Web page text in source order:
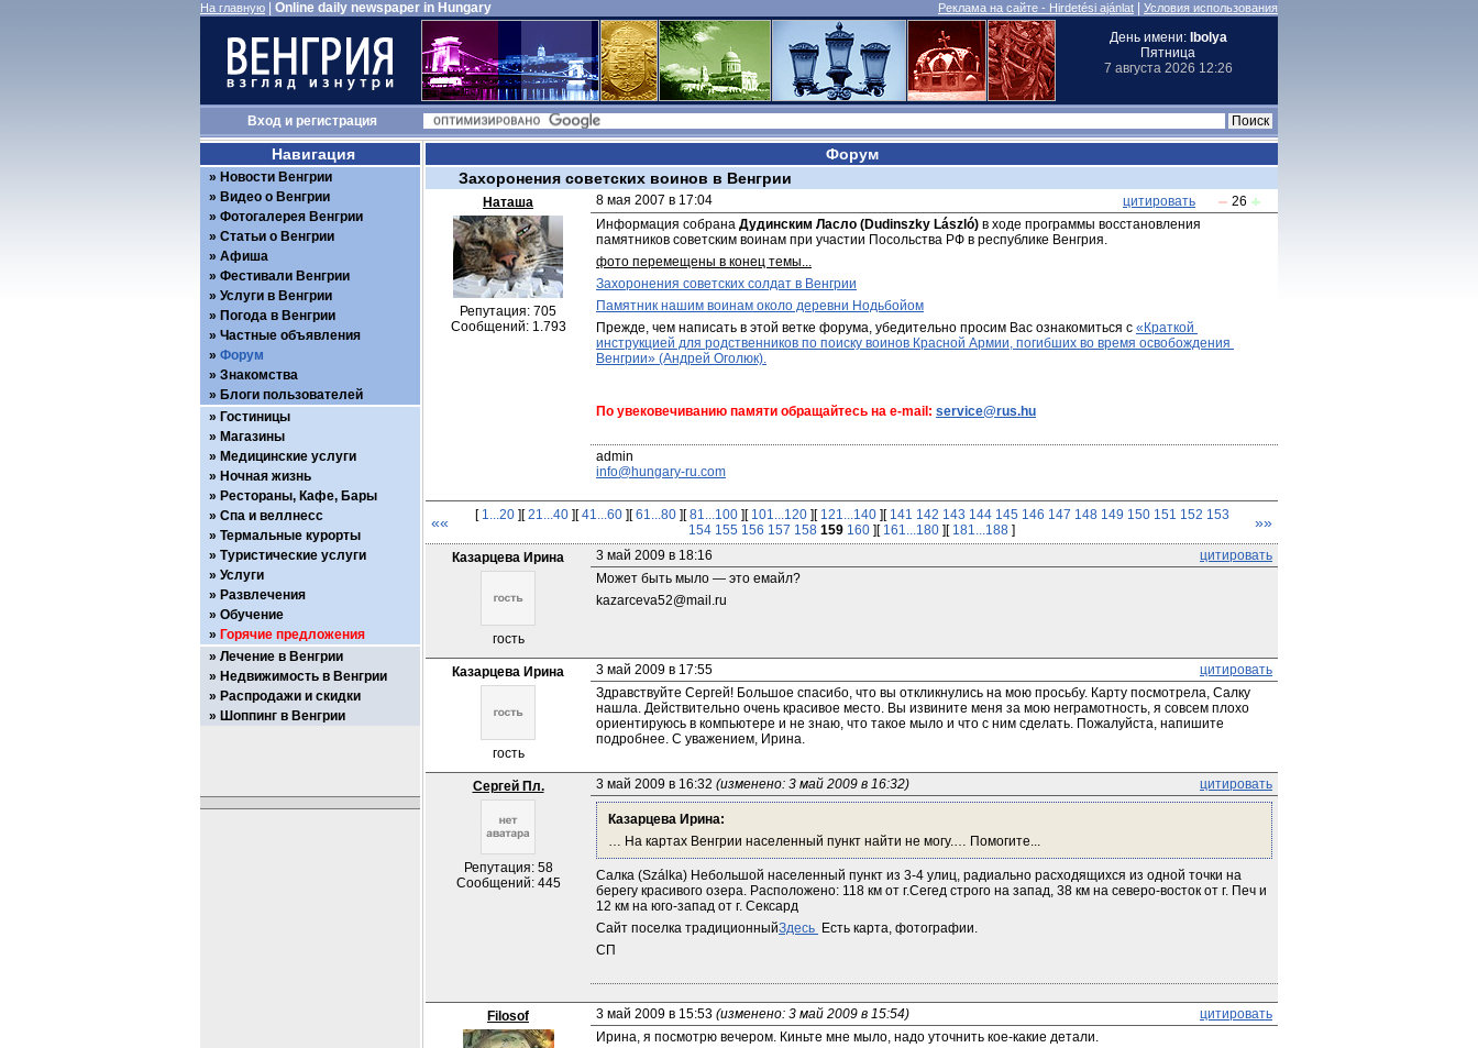
На главную Online daily newspaper in Hungary Реклама на сайте - Hirdetési ajánlat Условия использования
День имени: Ibolya
Пятница
7 августа 2026 12:26
Входи регистрация
Форум
Захоронения советских воинов в Венгрии
Наташа
Репутация: 705
Сообщений: 1.793
8 мая 2007 в 17:04 цитировать
26
Информация собрана Дудинским Ласло (Dudinszky László) в ходе программы восстановления
памятников советским воинам при участии Посольства РФ в республике Венгрия.
фото перемещены в конец темы...
Захоронения советских солдат в Венгрии
Памятник нашим воинам около деревни Нодьбойом
Прежде, чем написать в этой ветке форума, убедительно просим Вас ознакомиться с «Краткой
инструкцией для родственников по поиску воинов Красной Армии, погибших во время освобождения
Венгрии» (Андрей Оголюк).
По увековечиванию памяти обращайтесь на e-mail: service@rus.hu
info@hungary-ru.com
«« [ 1...20][21...40][41...60][61...80][81...100][ 101...120][ 121...140][ 141 142 143 144 145 146 147 148 149 150 151 152 153
154 155 156 157 158 159 160 ][ 161...180 ][ 181...188 ] »»
Казарцева Ирина
гость
3 май 2009 в 18:16
цитировать
Может быть мыло — это емайл?
kazarceva52@mail.ru
Казарцева Ирина
гость
3 май 2009 в 17:55
цитировать
Здравствуйте Сергей! Большое спасибо, что вы откликнулись на мою просьбу. Карту посмотрела, Салку
нашла. Действительно очень красивое место. Вы извините меня за мою неграмотность, я совсем плохо
ориентируюсь в компьютере и не знаю, что такое мыло и что с ним сделать. Пожалуйста, напишите
подробнее. С уважением, Ирина.
Сергей Пл.
Репутация: 58
Сообщений: 445
3 май 2009 в 16:32 (изменено: 3 май 2009 в 16:32) цитировать
Казарцева Ирина:
… На картах Венгрии населенный пункт найти не могу.… Помогите...
Салка (Szálka) Небольшой населенный пункт из 3-4 улиц, радиально расходящихся из одной точки на
берегу красивого озера. Расположено: 118 км от г.Сегед строго на запад, 38 км на северо-восток от г. Печ и
12 км на юго-запад от г. Сексард
Сайт поселка традиционныйЗдесь Есть карта, фотографии.
СП
Filosof 3 май 2009 в 15:53 (изменено: 3 май 2009 в 15:54)
цитировать
Ирина, я посмотрю вечером. Киньте мне мыло, надо уточнить кое-какие детали.
Навигация
Новости Венгрии
Видео о Венгрии
Фотогалерея Венгрии
Статьи о Венгрии
Афиша
Фестивали Венгрии
Услуги в Венгрии
Погода в Венгрии
Частные объявления
Форум
Знакомства
Блоги пользователей
Гостиницы
Магазины
Медицинские услуги
Ночная жизнь
Рестораны, Кафе, Бары
Спа и веллнесс
Термальные курорты
Туристические услуги
Услуги
Развлечения
Обучение
Горячие предложения
Лечение в Венгрии
Недвижимость в Венгрии
Распродажи и скидки
Шоппинг в Венгрии